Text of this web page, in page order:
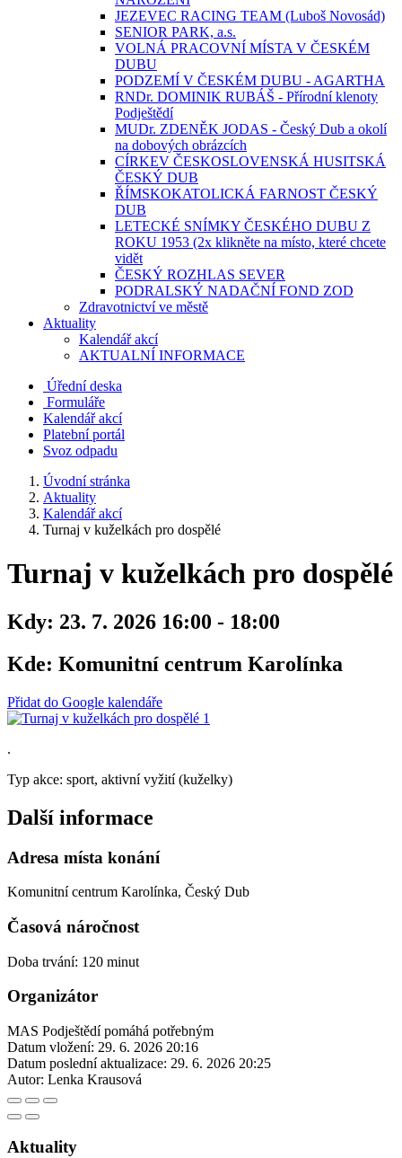
JEZEVEC RACING TEAM (Luboš Novosád)
SENIOR PARK, a.s.
VOLNÁ PRACOVNÍ MÍSTA V ČESKÉM
DUBU
PODZEMÍ V ČESKÉM DUBU - AGARTHA
RNDr. DOMINIK RUBÁŠ - Přírodní klenoty
Podještědí
MUDr. ZDENĚK JODAS - Český Dub a okolí
na dobových obrázcích
CÍRKEV ČESKOSLOVENSKÁ HUSITSKÁ
ČESKÝ DUB
ŘÍMSKOKATOLICKÁ FARNOST ČESKÝ
DUB
LETECKÉ SNÍMKY ČESKÉHO DUBU Z
ROKU 1953 (2x klikněte na místo, které chcete
vidět
ČESKÝ ROZHLAS SEVER
PODRALSKÝ NADAČNÍ FOND ZOD
Zdravotnictví ve městě
Aktuality
Kalendář akcí
AKTUALNÍ INFORMACE
Úřední deska
Formuláře
Kalendář akcí
Platební portál
Svoz odpadu
Úvodní stránka
Aktuality
Kalendář akcí
Turnaj v kuželkách pro dospělé
Turnaj v kuželkách pro dospělé
Kdy: 23. 7. 2026 16:00 - 18:00
Kde: Komunitní centrum Karolínka
Přidat do Google kalendáře
.
Typ akce: sport, aktivní vyžití (kuželky)
Další informace
Adresa místa konání
Komunitní centrum Karolínka, Český Dub
Časová náročnost
Doba trvání: 120 minut
Organizátor
MAS Podještědí pomáhá potřebným
Datum vložení: 29. 6. 2026 20:16
Datum poslední aktualizace: 29. 6. 2026 20:25
Autor: Lenka Krausová
Aktuality